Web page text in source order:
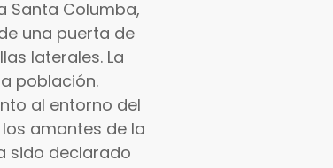
Santa Columba,
una puerta de
laterales. La
población.
al entorno del
amantes de la
sido declarado